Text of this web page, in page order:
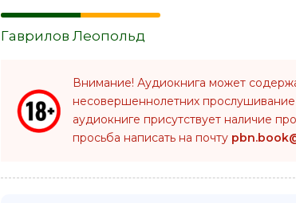
Гаврилов Леопольд
Внимание! Аудиокнига может
несовершеннолетних прослушивание
аудиокниге присутствует наличие
просьба написать на почту